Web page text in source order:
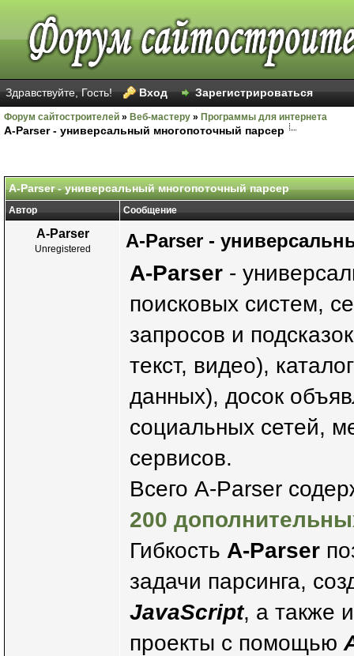
Здравствуйте, Гость! Вход Зарегистрироваться
Форум сайтостроителей » Веб-мастеру » Программы для интернета
A-Parser - универсальный многопоточный парсер
A-Parser - универсальный многопоточный парсер
Автор Сообщение
A-Parser
Unregistered A-Parser -
A-Parser -
поисковых систем,
запросов и
текст, видео),
данных), досок
социальных сетей,
сервисов.
Всего A-Parser
200
Гибкость A-Parser
задачи парсинга,
JavaScript, а также
проекты с помощью